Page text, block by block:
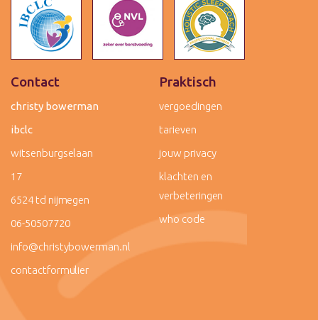
Contact
christy bowerman
ibclc
witsenburgselaan
17
6524 td nijmegen
06-50507720
info@christybowerman.nl
contactformulier
Praktisch
vergoedingen
tarieven
jouw privacy
klachten en
verbeteringen
who code